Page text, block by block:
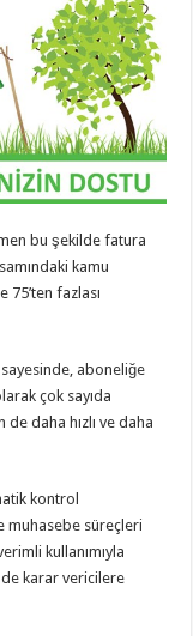
bu şekilde fatura
kamu
75’ten fazlası
aboneliğe
çok sayıda
daha hızlı ve daha
kontrol
muhasebe süreçleri
kullanımıyla
karar vericilere